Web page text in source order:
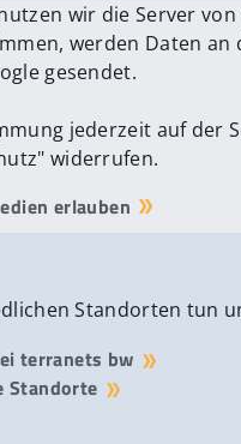
wir die Server von
werden Daten an
gesendet.
jederzeit auf der
widerrufen.
erlauben
Standorten tun
terranets bw
Standorte